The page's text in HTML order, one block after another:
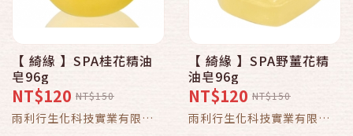
【 綺緣 】SPA桂花精油
皂96g
NT$120 NT$150
雨利行生化科技實業有限公
【 綺緣 】SPA野薑花精
油皂96g
NT$120 NT$150
雨利行生化科技實業有限公